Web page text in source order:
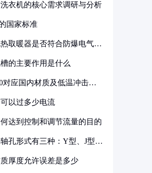
衣机的核心需求调研与分析
国家标准
取暖器是否符合防爆电气设
的主要作用是什么
对应国内材质及低温冲击要
以过多少电流
达到控制和调节流量的目的
孔形式有三种：Y型、J型、
厚度允许误差是多少